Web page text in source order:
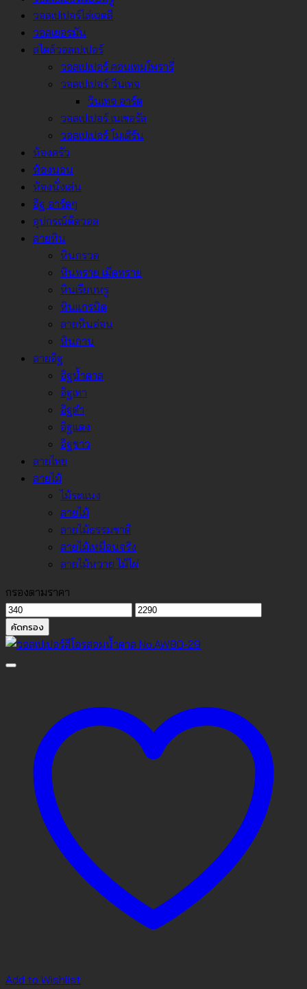
วอลเปเปอร์ไล่เฉดสี
วอลเยอรมัน
สไตล์วอลเปเปอร์
วอลเปเปอร์ คอนเทมโพรารี่
วอลเปเปอร์ วินเทจ
วินเทจ อาร์ต
วอลเปเปอร์ เนเชอรัล
วอลเปเปอร์ โมเดิร์น
ห้องครัว
ห้องนอน
ห้องนั่งเล่น
อิฐ อาร์ตๆ
อุปกรณ์ติดวอล
ลายหิน
หินกรวด
หินทราย เม็ดทราย
หินเรียบหรู
หินแกรนิต
ลายหินอ่อน
หินกาบ
ลายอิฐ
อิฐน้ำตาล
อิฐเทา
อิฐดำ
อิฐแดง
อิฐขาว
ลายไทย
ลายไม้
ไม้ระแนง
ลายไม้
ลายไม้ธรรมชาติ
ลายไม้เหมือนจริง
ลายไม้หวาย ไม้ไผ่
กรองตามราคา
ราคา
ต่ำ
สุด
ราคา
คัดกรอง
Add to Wishlist